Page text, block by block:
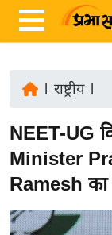
ज़ा
ख
ब
र
रा
राष्ट्रीय|
NEET-UG
Minister
Ramesh का